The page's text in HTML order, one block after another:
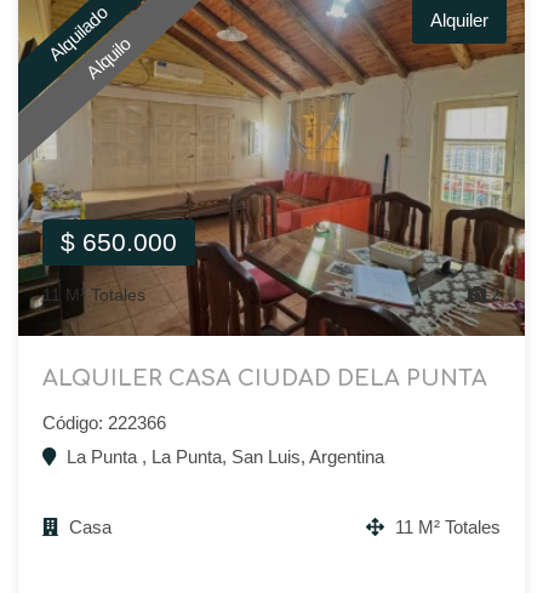
Alquilado
Alquilo
Alquiler
$ 650.000
11 M² Totales 2
ALQUILER CASA CIUDAD DELA PUNTA
Código: 222366
La Punta , La Punta, San Luis, Argentina
Casa 11 M² Totales